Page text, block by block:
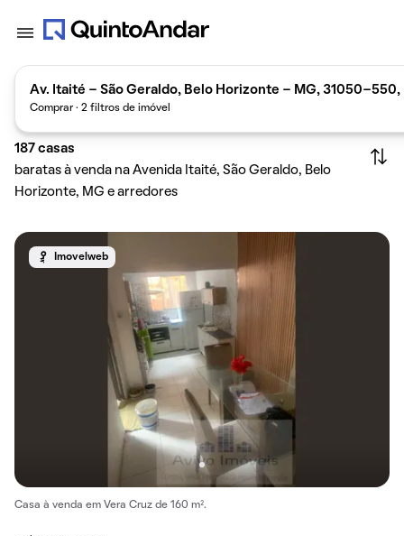
Av. Itaité - São Geraldo, Belo Horizonte - MG, 31050-550,
Comprar · 2 filtros de imóvel
187 casas
baratas à venda na Avenida Itaité, São Geraldo, Belo
Horizonte, MG e arredores
Imovelweb
Casa à venda em Vera Cruz de 160 m².